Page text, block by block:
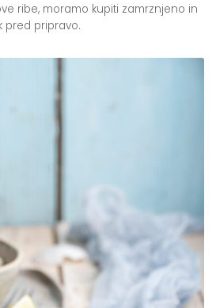
ribe, moramo kupiti zamrznjeno in
pred pripravo.